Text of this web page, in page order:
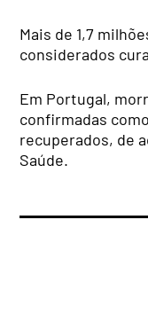
Mais de 1,7
considerados
Em Portugal,
confirmadas
recuperados, de
Saúde.